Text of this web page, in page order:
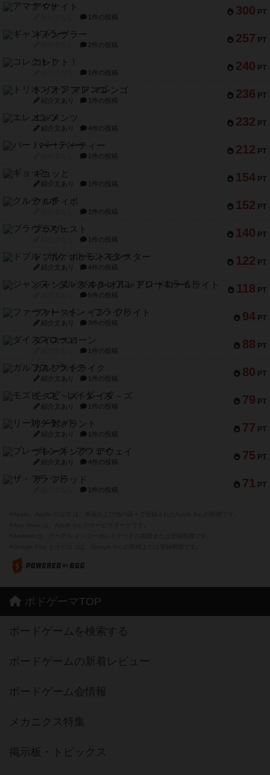
300 PT
アマナイト
1件の投稿
257 PT
ギャンブラー
2件の投稿
240 PT
コレクト！
1件の投稿
236 PT
トリオンフ ア マレンゴ
紹介文あり 1件の投稿
232 PT
エレメンツ
紹介文あり 4件の投稿
212 PT
バー！パーティー
1件の投稿
154 PT
ギョッと
紹介文あり 1件の投稿
152 PT
クルティボ
1件の投稿
140 PT
ブラヴェスト
1件の投稿
122 PT
ドブル：ポケットモンスター
紹介文あり 4件の投稿
118 PT
ジャンヌ・ダルク-オルレアン ドロー＆ライト
5件の投稿
94 PT
ファースト・イン・フライト
紹介文あり 3件の投稿
88 PT
ダイススローン
1件の投稿
80 PT
ガルフストライク
紹介文あり 1件の投稿
79 PT
モズビ－ズ・レイダ－ズ
紹介文あり 1件の投稿
77 PT
リー対グラント
紹介文あり 1件の投稿
75 PT
ブレーキング・アウェイ
紹介文あり 4件の投稿
71 PT
ザ・フラッド
1件の投稿
ボドゲーマTOP
ボードゲームを検索する
ボードゲームの新着レビュー
ボードゲーム会情報
メカニクス特集
掲示板・トピックス